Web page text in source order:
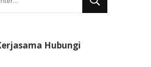
Hubungi